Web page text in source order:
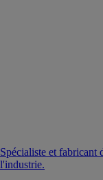
Spécialiste et fabricant
l'industrie.